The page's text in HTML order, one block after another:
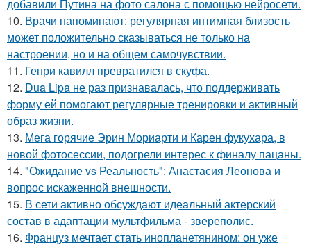
добавили Путина на фото салона с помощью нейросети.
10. Врачи напоминают: регулярная интимная близость
может положительно сказываться не только на
настроении, но и на общем самочувствии.
11. Генри кавилл превратился в скуфа.
12. Dua Lipa не раз признавалась, что поддерживать
форму ей помогают регулярные тренировки и активный
образ жизни.
13. Мега горячие Эрин Мориарти и Карен фукухара, в
новой фотосессии, подогрели интерес к финалу пацаны.
14. "Ожидание vs Реальность": Анастасия Леонова и
вопрос искаженной внешности.
15. В сети активно обсуждают идеальный актерский
состав в адаптации мультфильма - звереполис.
16. Француз мечтает стать инопланетянином: он уже